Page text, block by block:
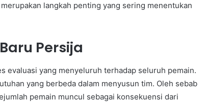
langkah penting yang sering menentukan
Persija
evaluasi yang menyeluruh terhadap seluruh pemain.
yang berbeda dalam menyusun tim. Oleh sebab
pemain muncul sebagai konsekuensi dari